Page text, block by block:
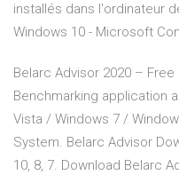
installés dans l'ordinateur
Windows 10 - Microsoft
Belarc Advisor 2020 –
Benchmarking application
Vista / Windows 7 /
System. Belarc Advisor
10, 8, 7. Download Belarc